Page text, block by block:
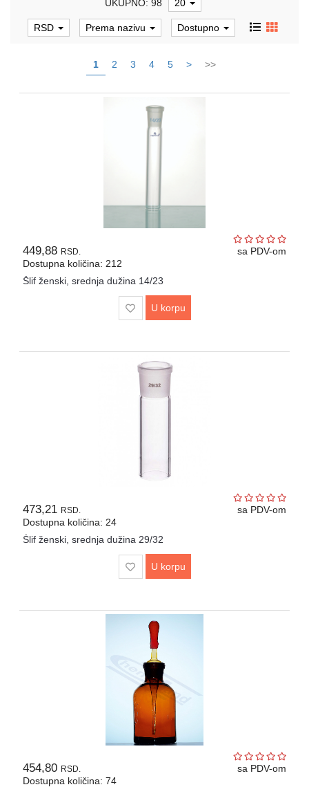
pipete,
propipete
Laboratorijski
aparati
UKUPNO: 98 20
RSD Prema nazivu Dostupno
1 2 3 4 5 > >>
449,88 RSD.
sa PDV-om
Dostupna količina: 212
Šlif ženski, srednja dužina 14/23
U korpu
473,21 RSD.
sa PDV-om
Dostupna količina: 24
Šlif ženski, srednja dužina 29/32
U korpu
454,80 RSD.
sa PDV-om
Dostupna količina: 74